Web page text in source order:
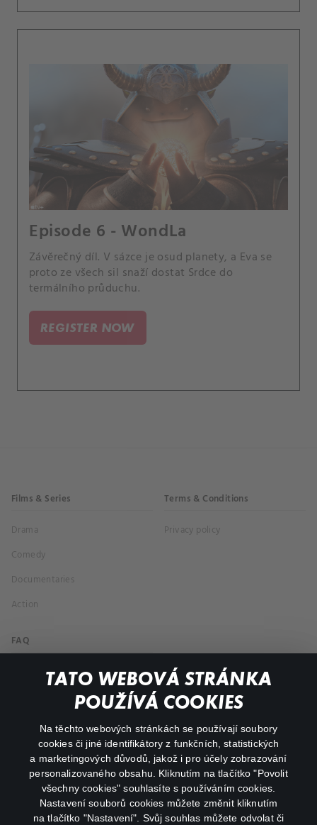
TATO WEBOVÁ STRÁNKA
POUŽÍVÁ COOKIES
Na těchto webových stránkách se používají soubory
cookies či jiné identifikátory z funkčních, statistických
a marketingových důvodů, jakož i pro účely zobrazování
personalizovaného obsahu. Kliknutím na tlačítko "Povolit
všechny cookies" souhlasíte s používáním cookies.
Nastavení souborů cookies můžete změnit kliknutím
na tlačítko "Nastavení". Svůj souhlas můžete odvolat či
Episode 6 - WondLa
Závěrečný díl. V sázce je osud planety, a Eva se
proto ze všech sil snaží dostat Srdce do
termálního průduchu.
REGISTER NOW
Films & Series
Drama
Comedy
Documentaries
Action
Terms & Conditions
Privacy policy
FAQ
My profile
facebookinstagram
youtube